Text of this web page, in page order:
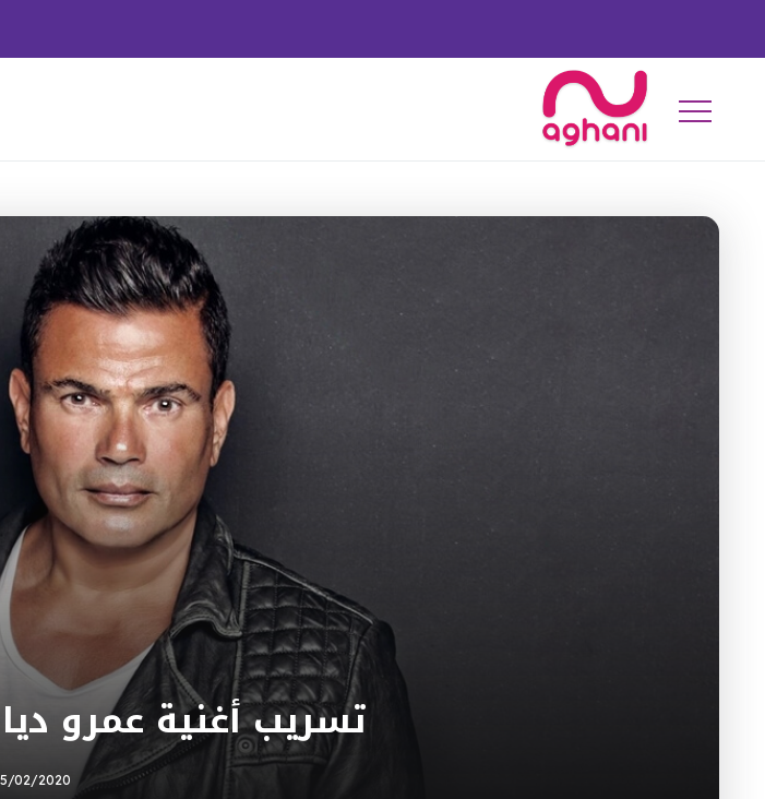
تسريب أغنية عمرو
02/2020